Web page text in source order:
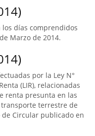
días comprendidos
Marzo de 2014.
por la Ley N°
(LIR), relacionadas
renta presunta en las
terrestre de
de Circular publicado en